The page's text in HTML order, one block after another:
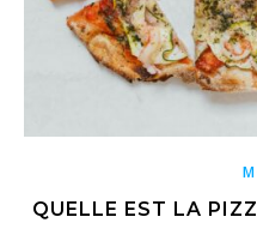
QUELLE EST LA